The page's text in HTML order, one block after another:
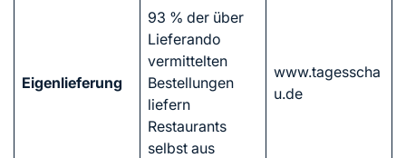
Eigenlieferung
93 % der über
Lieferando
vermittelten
Bestellungen
liefern
Restaurants
selbst aus
www.tagesscha
u.de